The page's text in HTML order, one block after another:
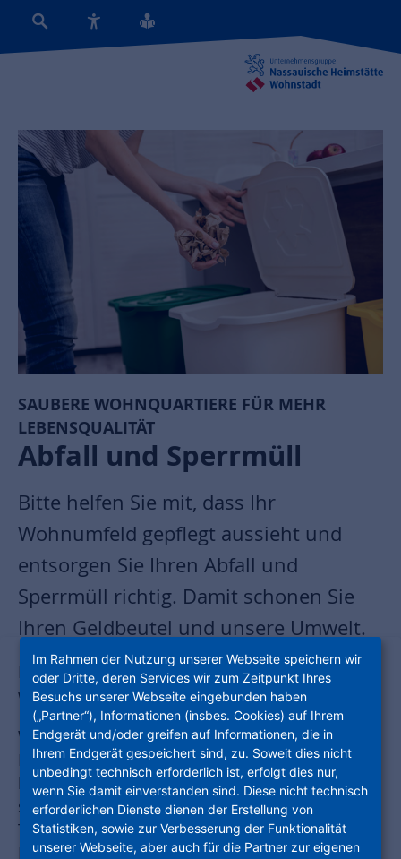
SAUBERE WOHNQUARTIERE FÜR MEHR
LEBENSQUALITÄT
Abfall und Sperrmüll
Bitte helfen Sie mit, dass Ihr
Wohnumfeld gepflegt aussieht und
entsorgen Sie Ihren Abfall und
Sperrmüll richtig. Damit schonen Sie
Ihren Geldbeutel und unsere Umwelt.
Dafür ist wichtig zu wissen, welcher Abfall in
welche Mülltonne gehört.
Wenn Sie größere Gegenstände wie Möbel,
Fahrräder oder Teppiche entsorgen möchten,
handelt es sich um Sperrmüll. Informieren Sie
sich bitte über die Sperrmüll-Termine im
Treppenhaus oder direkt beim
Entsorgungsbetrieb. Die Sperrmüll-Entsorgung
Im Rahmen der Nutzung unserer Webseite speichern wir
oder Dritte, deren Services wir zum Zeitpunkt Ihres
Besuchs unserer Webseite eingebunden haben
(„Partner“), Informationen (insbes. Cookies) auf Ihrem
Endgerät und/oder greifen auf Informationen, die in
Ihrem Endgerät gespeichert sind, zu. Soweit dies nicht
unbedingt technisch erforderlich ist, erfolgt dies nur,
wenn Sie damit einverstanden sind. Diese nicht technisch
erforderlichen Dienste dienen der Erstellung von
Statistiken, sowie zur Verbesserung der Funktionalität
unserer Webseite, aber auch für die Partner zur eigenen